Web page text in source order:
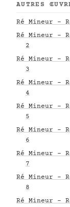
AUTRES
Ré Mineur -
Ré Mineur -
2
Ré Mineur -
3
Ré Mineur -
4
Ré Mineur -
5
Ré Mineur -
6
Ré Mineur -
7
Ré Mineur -
8
Ré Mineur -